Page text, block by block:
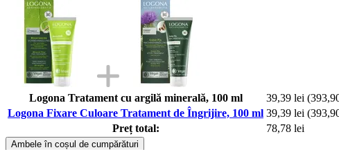
Logona Tratament cu argilă minerală, 100 ml 39,39 lei
Logona Fixare Culoare Tratament de Îngrijire, 100 ml 39,39 lei
Preț total:
78,78 lei
Ambele în coșul de cumpărături